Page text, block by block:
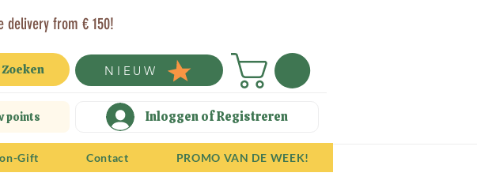
delivery from € 150!
Zoeken NIEUW
points Inloggen of Registreren
Gift Contact PROMO VAN DE WEEK!